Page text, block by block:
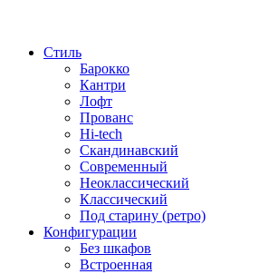
Стиль
Барокко
Кантри
Лофт
Прованс
Hi-tech
Скандинавский
Современный
Неоклассический
Классический
Под старину (ретро)
Конфигурации
Без шкафов
Встроенная